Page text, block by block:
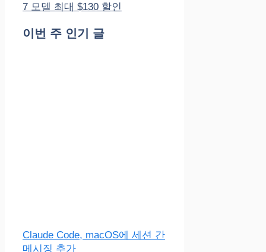
7 모델 최대 $130 할인
이번 주 인기 글
Claude Code, macOS에 세션 간
메시징 추가